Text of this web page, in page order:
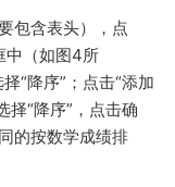
包含表头），点
中（如图4所
“降序”；点击“添加
择“降序”，点击确
的按数学成绩排